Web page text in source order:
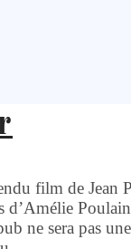
film de Jean
d’Amélie
ne sera pas